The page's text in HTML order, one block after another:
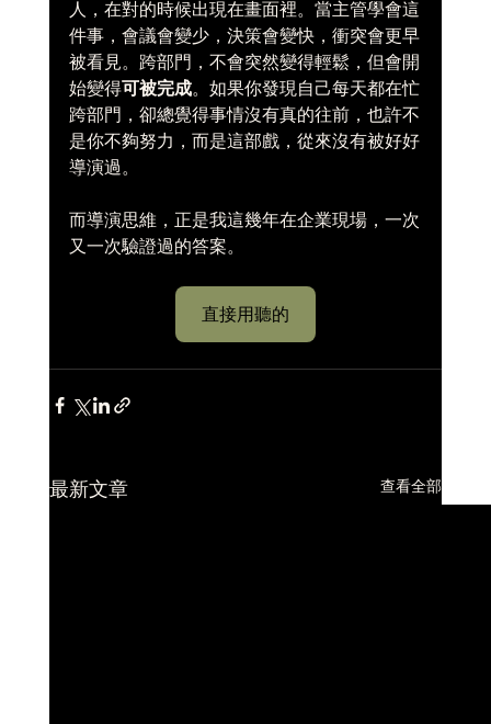
人，在對的時候出現在畫面裡。當主管學會這
件事，會議會變少，決策會變快，衝突會更早
被看見。跨部門，不會突然變得輕鬆，但會開
始變得可被完成。如果你發現自己每天都在忙
跨部門，卻總覺得事情沒有真的往前，也許不
是你不夠努力，而是這部戲，從來沒有被好好
導演過。
而導演思維，正是我這幾年在企業現場，一次
又一次驗證過的答案。
直接用聽的
最新文章 查看全部